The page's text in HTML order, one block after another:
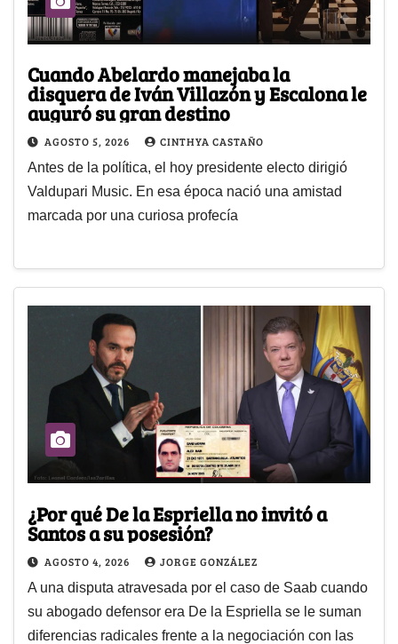
Cuando Abelardo manejaba la
disquera de Iván Villazón y Escalona le
auguró su gran destino
AGOSTO 5, 2026 CINTHYA CASTAÑO
Antes de la política, el hoy presidente electo dirigió
Valdupari Music. En esa época nació una amistad
marcada por una curiosa profecía
¿Por qué De la Espriella no invitó a
Santos a su posesión?
AGOSTO 4, 2026 JORGE GONZÁLEZ
A una disputa atravesada por el caso de Saab cuando
su abogado defensor era De la Espriella se le suman
diferencias radicales frente a la negociación con las